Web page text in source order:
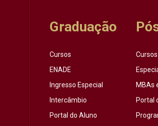
Graduação
Cursos
ENADE
Ingresso Especial
Intercâmbio
Portal do Aluno
Cursos
MBAs
Portal